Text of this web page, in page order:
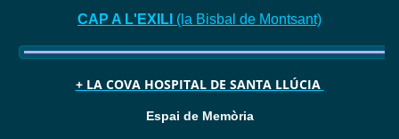
CAP A L'EXILI (la Bisbal de Montsant)
+ LA COVA HOSPITAL DE SANTA LLÚCIA
Espai de Memòria